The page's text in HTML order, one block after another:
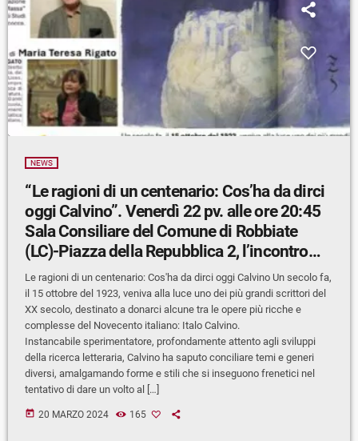
NEWS
“Le ragioni di un centenario: Cos’ha da dirci
oggi Calvino”. Venerdì 22 pv. alle ore 20:45
Sala Consiliare del Comune di Robbiate
(LC)-Piazza della Repubblica 2, l’incontro
con Mario Barenghi
Le ragioni di un centenario: Cos'ha da dirci oggi Calvino Un secolo fa,
il 15 ottobre del 1923, veniva alla luce uno dei più grandi scrittori del
XX secolo, destinato a donarci alcune tra le opere più ricche e
complesse del Novecento italiano: Italo Calvino.
Instancabile sperimentatore, profondamente attento agli sviluppi
della ricerca letteraria, Calvino ha saputo conciliare temi e generi
diversi, amalgamando forme e stili che si inseguono frenetici nel
tentativo di dare un volto al […]
today 20 MARZO 2024 165